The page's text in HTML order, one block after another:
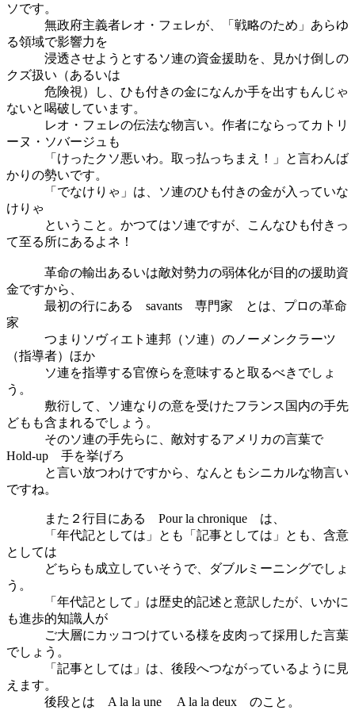
ソです。
無政府主義者レオ・フェレが、「戦略のため」あらゆ
る領域で影響力を
浸透させようとするソ連の資金援助を、見かけ倒しの
クズ扱い（あるいは
危険視）し、ひも付きの金になんか手を出すもんじゃ
ないと喝破しています。
レオ・フェレの伝法な物言い。作者にならってカトリ
ーヌ・ソバージュも
「けったクソ悪いわ。取っ払っちまえ！」と言わんば
かりの勢いです。
「でなけりゃ」は、ソ連のひも付きの金が入っていな
けりゃ
ということ。かつてはソ連ですが、こんなひも付きっ
て至る所にあるよネ！
革命の輸出あるいは敵対勢力の弱体化が目的の援助資
金ですから、
最初の行にある savants 専門家 とは、プロの革命
家
つまりソヴィエト連邦（ソ連）のノーメンクラーツ
（指導者）ほか
ソ連を指導する官僚らを意味すると取るべきでしょ
う。
敷衍して、ソ連なりの意を受けたフランス国内の手先
どもも含まれるでしょう。
そのソ連の手先らに、敵対するアメリカの言葉で
Hold-up 手を挙げろ
と言い放つわけですから、なんともシニカルな物言い
ですね。
また２行目にある Pour la chronique は、
「年代記としては」とも「記事としては」とも、含意
としては
どちらも成立していそうで、ダブルミーニングでしょ
う。
「年代記として」は歴史的記述と意訳したが、いかに
も進歩的知識人が
ご大層にカッコつけている様を皮肉って採用した言葉
でしょう。
「記事としては」は、後段へつながっているように見
えます。
後段とは A la la une A la la deux のこと。